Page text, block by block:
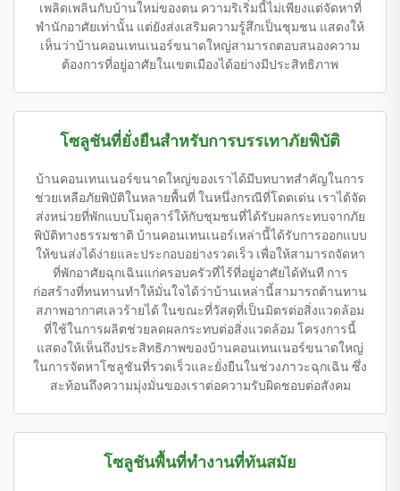
เพลิดเพลินกับบ้านใหม่ของตน ความริเริ่มนี้ไม่เพียงแต่จัดหาที่
พำนักอาศัยเท่านั้น แต่ยังส่งเสริมความรู้สึกเป็นชุมชน แสดงให้
เห็นว่าบ้านคอนเทนเนอร์ขนาดใหญ่สามารถตอบสนองความ
ต้องการที่อยู่อาศัยในเขตเมืองได้อย่างมีประสิทธิภาพ
โซลูชันที่ยั่งยืนสำหรับการบรรเทาภัยพิบัติ
บ้านคอนเทนเนอร์ขนาดใหญ่ของเราได้มีบทบาทสำคัญในการ
ช่วยเหลือภัยพิบัติในหลายพื้นที่ ในหนึ่งกรณีที่โดดเด่น เราได้จัด
ส่งหน่วยที่พักแบบโมดูลาร์ให้กับชุมชนที่ได้รับผลกระทบจากภัย
พิบัติทางธรรมชาติ บ้านคอนเทนเนอร์เหล่านี้ได้รับการออกแบบ
ให้ขนส่งได้ง่ายและประกอบอย่างรวดเร็ว เพื่อให้สามารถจัดหา
ที่พักอาศัยฉุกเฉินแก่ครอบครัวที่ไร้ที่อยู่อาศัยได้ทันที การ
ก่อสร้างที่ทนทานทำให้มั่นใจได้ว่าบ้านเหล่านี้สามารถต้านทาน
สภาพอากาศเลวร้ายได้ ในขณะที่วัสดุที่เป็นมิตรต่อสิ่งแวดล้อม
ที่ใช้ในการผลิตช่วยลดผลกระทบต่อสิ่งแวดล้อม โครงการนี้
แสดงให้เห็นถึงประสิทธิภาพของบ้านคอนเทนเนอร์ขนาดใหญ่
ในการจัดหาโซลูชันที่รวดเร็วและยั่งยืนในช่วงภาวะฉุกเฉิน ซึ่ง
สะท้อนถึงความมุ่งมั่นของเราต่อความรับผิดชอบต่อสังคม
โซลูชันพื้นที่ทำงานที่ทันสมัย